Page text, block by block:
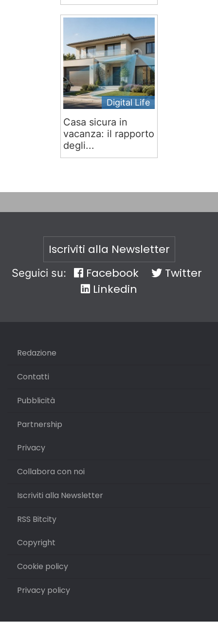
Digital Life
Casa sicura in
vacanza: il rapporto
degli...
Iscriviti alla Newsletter
Seguici su: Facebook
Twitter
Linkedin
Redazione
Contatti
Pubblicità
Partnership
Privacy
Collabora con noi
Iscriviti alla Newsletter
RSS Bitcity
Copyright
Cookie policy
Privacy policy